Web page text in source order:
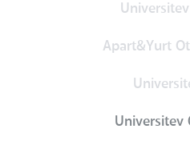
Apart&Yurt
Universitev